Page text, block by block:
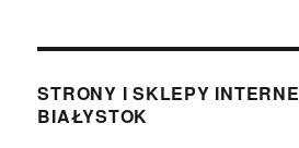
STRONY I SKLEPY
BIAŁYSTOK